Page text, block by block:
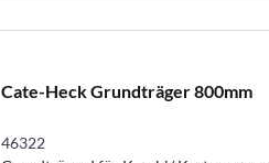
Cate-Heck Grundträger 800mm
46322